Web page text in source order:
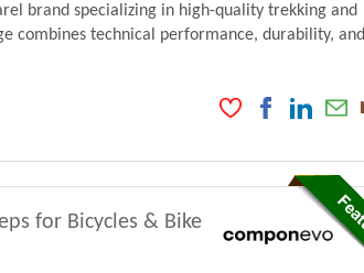
brand specializing in high-quality trekking and
combines technical performance, durability, and
for Bicycles & Bike